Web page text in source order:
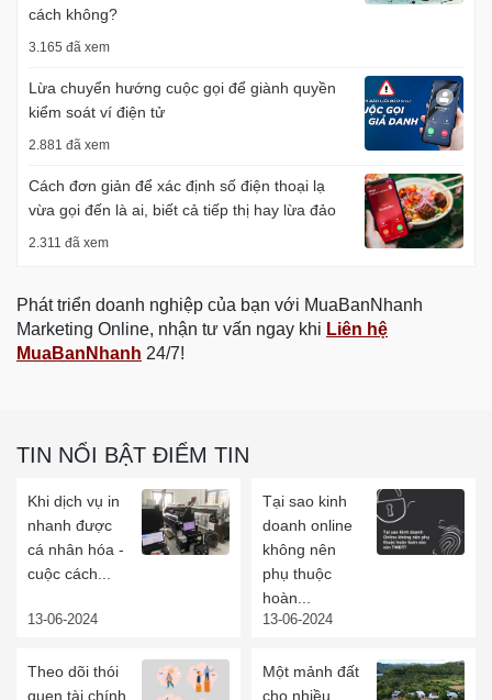
cách không?
3.165 đã xem
Lừa chuyển hướng cuộc gọi để giành quyền
kiểm soát ví điện tử
2.881 đã xem
Cách đơn giản để xác định số điện thoại lạ
vừa gọi đến là ai, biết cả tiếp thị hay lừa đảo
2.311 đã xem
Phát triển doanh nghiệp của bạn với MuaBanNhanh
Marketing Online, nhận tư vấn ngay khi Liên hệ
MuaBanNhanh 24/7!
TIN NỔI BẬT ĐIỂM TIN
Khi dịch vụ in
nhanh được
cá nhân hóa -
cuộc cách...
13-06-2024
Tại sao kinh
doanh online
không nên
phụ thuộc
hoàn...
13-06-2024
Theo dõi thói
quen tài chính
Một mảnh đất
cho nhiều